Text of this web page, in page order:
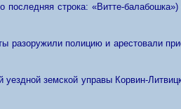
последняя строка: «Витте-
разоружили полицию и арестовали
земской управы Корвин-